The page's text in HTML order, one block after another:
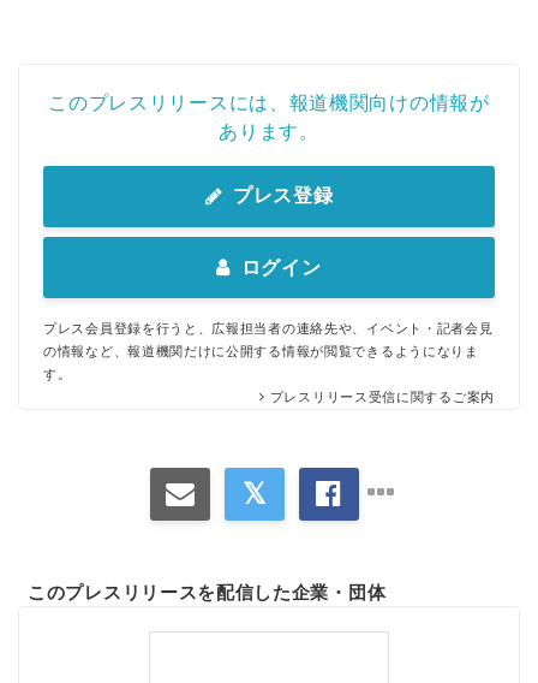
このプレスリリースには、報道機関向けの情報が
あります。
プレス登録
ログイン
プレス会員登録を行うと、広報担当者の連絡先や、イベント・記者会見
の情報など、報道機関だけに公開する情報が閲覧できるようになりま
す。
プレスリリース受信に関するご案内
このプレスリリースを配信した企業・団体